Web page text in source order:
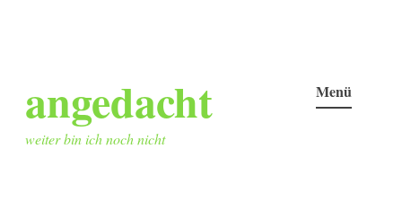
springen
angedacht
weiter bin ich noch nicht
Menü